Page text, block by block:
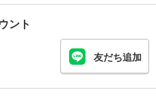
ント
友だち追加